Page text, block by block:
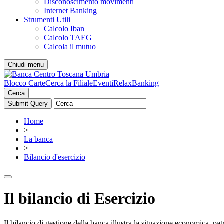
Disconoscimento movimenti
Internet Banking
Strumenti Utili
Calcolo Iban
Calcolo TAEG
Calcola il mutuo
Chiudi menu
Blocco CarteCerca la FilialeEventiRelaxBanking
Cerca
Home
>
La banca
>
Bilancio d'esercizio
Il bilancio di Esercizio